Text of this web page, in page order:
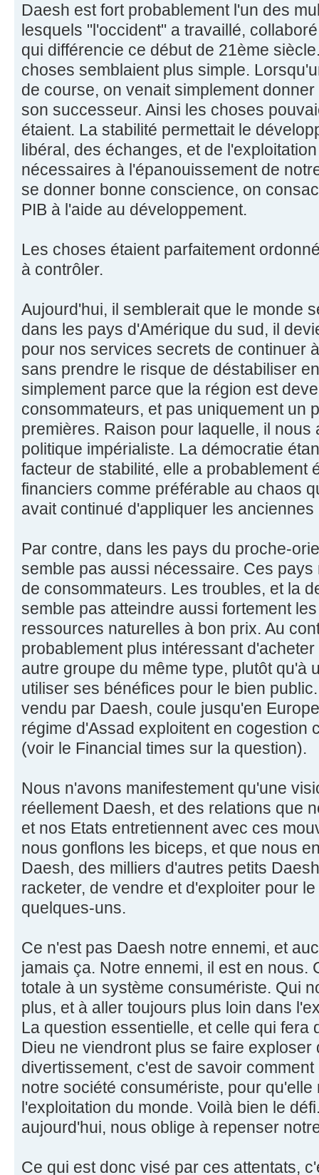
Daesh est fort probablement l'un des
lesquels "l'occident" a travaillé,
qui différencie ce début de 21ème
choses semblaient plus simple.
de course, on venait simplement
son successeur. Ainsi les choses
étaient. La stabilité permettait le
libéral, des échanges, et de
nécessaires à l'épanouissement de
se donner bonne conscience, on
PIB à l'aide au développement.
Les choses étaient parfaitement
à contrôler.
Aujourd'hui, il semblerait que le monde
dans les pays d'Amérique du sud, il
pour nos services secrets de continuer
sans prendre le risque de déstabiliser
simplement parce que la région est
consommateurs, et pas uniquement un
premières. Raison pour laquelle, il nous
politique impérialiste. La démocratie
facteur de stabilité, elle a probablement
financiers comme préférable au chaos
avait continué d'appliquer les anciennes
Par contre, dans les pays du proche-
semble pas aussi nécessaire. Ces
de consommateurs. Les troubles, et la
semble pas atteindre aussi fortement
ressources naturelles à bon prix. Au
probablement plus intéressant
autre groupe du même type, plutôt qu'à
utiliser ses bénéfices pour le bien
vendu par Daesh, coule jusqu'en
régime d'Assad exploitent en cogestion
(voir le Financial times sur la question).
Nous n'avons manifestement qu'une
réellement Daesh, et des relations que
et nos Etats entretiennent avec ces
nous gonflons les biceps, et que nous
Daesh, des milliers d'autres petits
racketer, de vendre et d'exploiter pour
quelques-uns.
Ce n'est pas Daesh notre ennemi, et
jamais ça. Notre ennemi, il est en nous.
totale à un système consumériste. Qui
plus, et à aller toujours plus loin dans
La question essentielle, et celle qui fera
Dieu ne viendront plus se faire exploser
divertissement, c'est de savoir
notre société consumériste, pour
l'exploitation du monde. Voilà bien le
aujourd'hui, nous oblige à repenser
Ce qui est donc visé par ces attentats,